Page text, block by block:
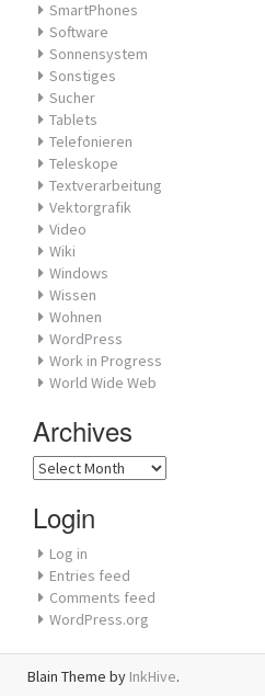
SmartPhones
Software
Sonnensystem
Sonstiges
Sucher
Tablets
Telefonieren
Teleskope
Textverarbeitung
Vektorgrafik
Video
Wiki
Windows
Wissen
Wohnen
WordPress
Work in Progress
World Wide Web
Archives
Archives
Login
Log in
Entries feed
Comments feed
WordPress.org
Blain Theme by InkHive.